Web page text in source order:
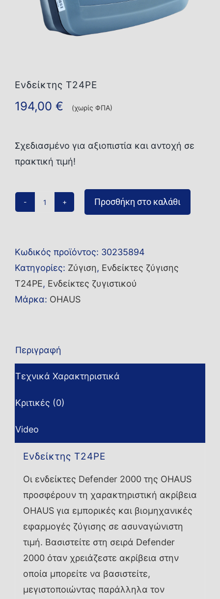
Επικοινωνία
Ενδείκτης T24PE
194,00 € (χωρίς ΦΠΑ)
Σχεδιασμένο για αξιοπιστία και αντοχή σε
πρακτική τιμή!
Ενδείκτης
Προσθήκη στο καλάθι
Κωδικός προϊόντος: 30235894
Κατηγορίες: Ζύγιση, Ενδείκτες ζύγισης
T24PE, Ενδείκτες ζυγιστικού
Μάρκα: OHAUS
Περιγραφή
Τεχνικά Χαρακτηριστικά
Κριτικές (0)
Video
Ενδείκτης T24PE
Οι ενδείκτες Defender 2000 της OHAUS
προσφέρουν τη χαρακτηριστική ακρίβεια
OHAUS για εμπορικές και βιομηχανικές
εφαρμογές ζύγισης σε ασυναγώνιστη
τιμή. Βασιστείτε στη σειρά Defender
2000 όταν χρειάζεστε ακρίβεια στην
οποία μπορείτε να βασιστείτε,
μεγιστοποιώντας παράλληλα τον